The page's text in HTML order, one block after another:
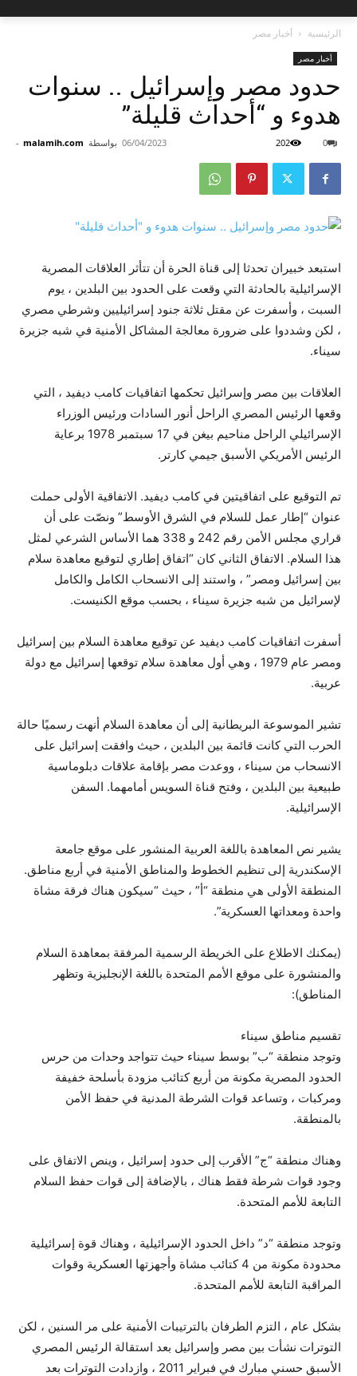
الرئيسية أخبار مصر
أخبار مصر
حدود مصر وإسرائيل .. سنوات
هدوء و “أحداث قليلة”
بواسطة malamih.com
- 06/04/2023 0
202
استبعد خبيران تحدثا إلى قناة الحرة أن تتأثر العلاقات المصرية
الإسرائيلية بالحادثة التي وقعت على الحدود بين البلدين ، يوم
السبت ، وأسفرت عن مقتل ثلاثة جنود إسرائيليين وشرطي مصري
، لكن وشددوا على ضرورة معالجة المشاكل الأمنية في شبه جزيرة
سيناء.
العلاقات بين مصر وإسرائيل تحكمها اتفاقيات كامب ديفيد ، التي
وقعها الرئيس المصري الراحل أنور السادات ورئيس الوزراء
الإسرائيلي الراحل مناحيم بيغن في 17 سبتمبر 1978 برعاية
الرئيس الأمريكي الأسبق جيمي كارتر.
تم التوقيع على اتفاقيتين في كامب ديفيد. الاتفاقية الأولى حملت
عنوان “إطار عمل للسلام في الشرق الأوسط” ونصّت على أن
قراري مجلس الأمن رقم 242 و 338 هما الأساس الشرعي لمثل
هذا السلام. الاتفاق الثاني كان “اتفاق إطاري لتوقيع معاهدة سلام
بين إسرائيل ومصر” ، واستند إلى الانسحاب الكامل والكامل
لإسرائيل من شبه جزيرة سيناء ، بحسب موقع الكنيست.
أسفرت اتفاقيات كامب ديفيد عن توقيع معاهدة السلام بين إسرائيل
ومصر عام 1979 ، وهي أول معاهدة سلام توقعها إسرائيل مع دولة
عربية.
تشير الموسوعة البريطانية إلى أن معاهدة السلام أنهت رسميًا حالة
الحرب التي كانت قائمة بين البلدين ، حيث وافقت إسرائيل على
الانسحاب من سيناء ، ووعدت مصر بإقامة علاقات دبلوماسية
طبيعية بين البلدين ، وفتح قناة السويس أمامهما. السفن
الإسرائيلية.
يشير نص المعاهدة باللغة العربية المنشور على موقع جامعة
الإسكندرية إلى تنظيم الخطوط والمناطق الأمنية في أربع مناطق.
المنطقة الأولى هي منطقة “أ” ، حيث “سيكون هناك فرقة مشاة
واحدة ومعداتها العسكرية”.
(يمكنك الاطلاع على الخريطة الرسمية المرفقة بمعاهدة السلام
والمنشورة على موقع الأمم المتحدة باللغة الإنجليزية وتظهر
المناطق):
تقسيم مناطق سيناء
وتوجد منطقة “ب” بوسط سيناء حيث تتواجد وحدات من حرس
الحدود المصرية مكونة من أربع كتائب مزودة بأسلحة خفيفة
ومركبات ، وتساعد قوات الشرطة المدنية في حفظ الأمن
بالمنطقة.
وهناك منطقة “ج” الأقرب إلى حدود إسرائيل ، وينص الاتفاق على
وجود قوات شرطة فقط هناك ، بالإضافة إلى قوات حفظ السلام
التابعة للأمم المتحدة.
وتوجد منطقة “د” داخل الحدود الإسرائيلية ، وهناك قوة إسرائيلية
محدودة مكونة من 4 كتائب مشاة وأجهزتها العسكرية وقوات
المراقبة التابعة للأمم المتحدة.
بشكل عام ، التزم الطرفان بالترتيبات الأمنية على مر السنين ، لكن
التوترات نشأت بين مصر وإسرائيل بعد استقالة الرئيس المصري
الأسبق حسني مبارك في فبراير 2011 ، وازدادت التوترات بعد